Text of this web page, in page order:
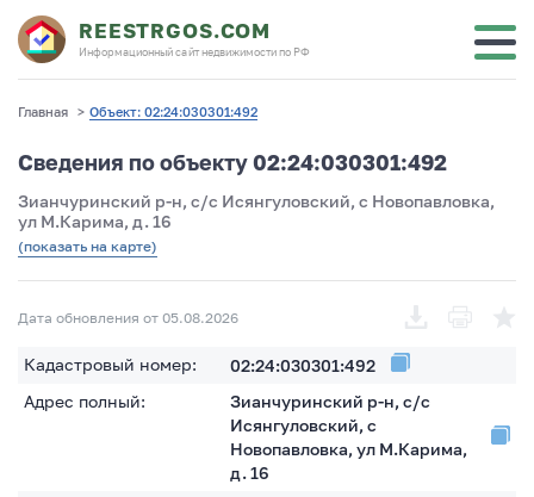
REESTRGOS.COM
Информационный сайт недвижимости по РФ
Главная > Объект: 02:24:030301:492
Сведения по объекту 02:24:030301:492
Зианчуринский р-н, с/с Исянгуловский, с Новопавловка,
ул М.Карима, д. 16
(показать на карте)
Дата обновления от 05.08.2026
Кадастровый номер:
02:24:030301:492
Адрес полный:
Зианчуринский р-н, с/с
Исянгуловский, с
Новопавловка, ул М.Карима,
д. 16